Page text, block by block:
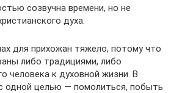
созвучна времени, но не
духа.
для прихожан тяжело, потому что
либо традициями, либо
человека к духовной жизни. В
одной целью — помолиться, побыть